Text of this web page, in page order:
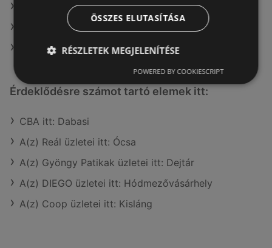
A(z) Spar ajánlatai
A(z) Privát max ajánlatai
A(z) Lidl ajánlatai
Érdeklődésre számot tartó elemek itt:
CBA itt: Dabasi
A(z) Reál üzletei itt: Ócsa
A(z) Gyöngy Patikak üzletei itt: Dejtár
A(z) DIEGO üzletei itt: Hódmezővásárhely
A(z) Coop üzletei itt: Kisláng
ÖSSZES ELUTASÍTÁSA
RÉSZLETEK MEGJELENÍTÉSE
POWERED BY COOKIESCRIPT